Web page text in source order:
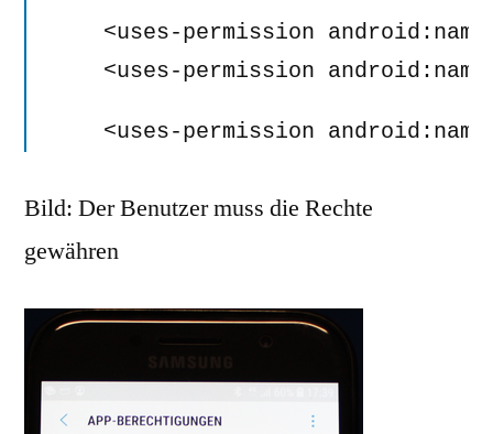
<uses-permission
<uses-permission
<uses-permission
Bild: Der Benutzer muss die Rechte
gewähren